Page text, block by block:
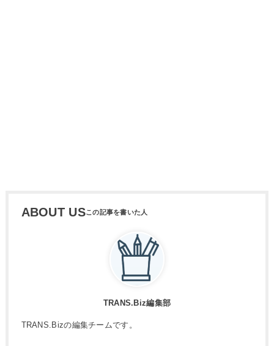
ABOUT US
TRANS.Biz編集部
TRANS.Bizの編集チームです。